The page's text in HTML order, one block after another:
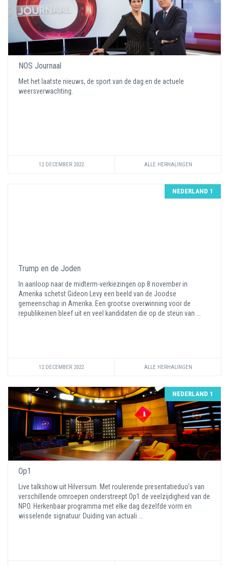
NOS Journaal
Met het laatste nieuws, de sport van de dag en de actuele
weersverwachting.
12 DECEMBER 2022 ALLE HERHALINGEN
NEDERLAND 1
Trump en de Joden
In aanloop naar de midterm-verkiezingen op 8 november in
Amerika schetst Gideon Levy een beeld van de Joodse
gemeenschap in Amerika. Een grootse overwinning voor de
republikeinen bleef uit en veel kandidaten die op de steun van ...
12 DECEMBER 2022 ALLE HERHALINGEN
NEDERLAND 1
Op1
Live talkshow uit Hilversum. Met roulerende presentatieduo's van
verschillende omroepen onderstreept Op1 de veelzijdigheid van de
NPO. Herkenbaar programma met elke dag dezelfde vorm en
wisselende signatuur. Duiding van actuali ...